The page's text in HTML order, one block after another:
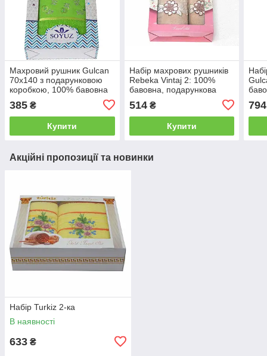
Махровий рушник Gulcan
70x140 з подарунковою
коробкою, 100% бавовна
385 ₴
Купити
Набір махрових рушників
Rebeka Vintaj 2: 100%
бавовна, подарункова
514₴
Купити
794
Акційні пропозиції та новинки
Набір Turkiz 2-ка
В наявності
633 ₴